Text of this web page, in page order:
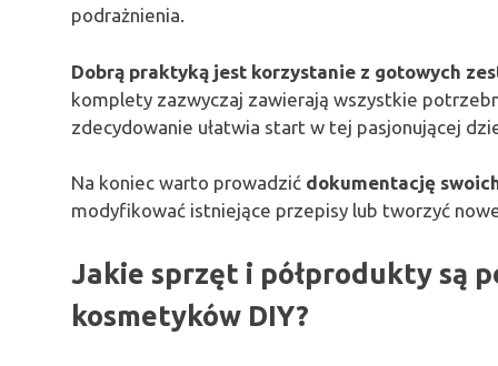
podrażnienia.
Dobrą praktyką jest korzystanie z gotowych
komplety zazwyczaj zawierają wszystkie
zdecydowanie ułatwia start w tej pasjonującej
Na koniec warto prowadzić dokumentację
modyfikować istniejące przepisy lub tworzyć
Jakie sprzęt i półprodukty są
kosmetyków DIY?